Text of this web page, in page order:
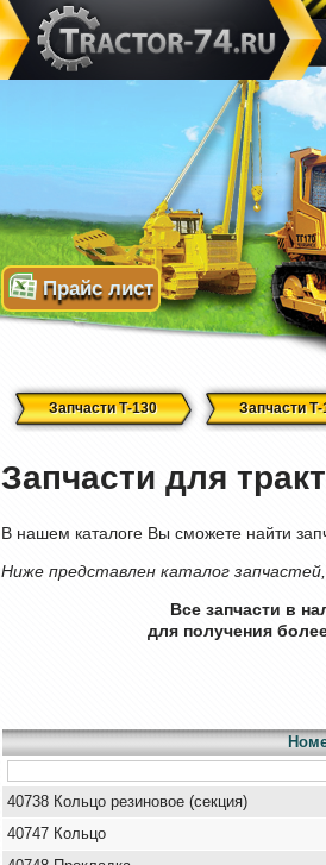
Запчасти Т-130 Запчасти Т-
Прайс лист
Запчасти для
В нашем каталоге Вы сможете найти
Ниже представлен каталог
Все запчасти в
для получения
40738 Кольцо резиновое (секция)
40747 Кольцо